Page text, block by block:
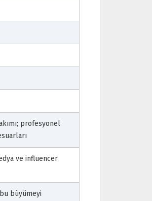
profesyonel
ve influencer
büyümeyi